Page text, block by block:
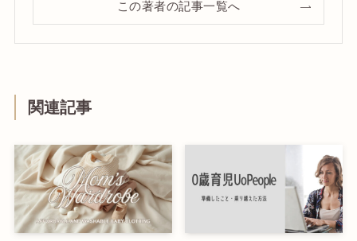
この著者の記事一覧へ
関連記事